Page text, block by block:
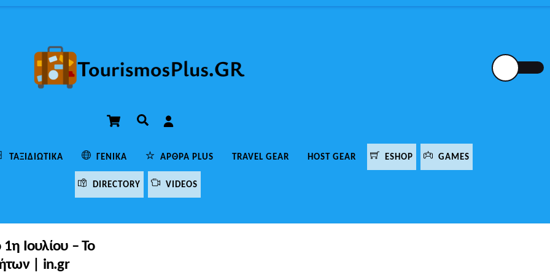
Cart Αναζήτηση
ΤΑΞΙΔΙΩΤΙΚΆ ΓΕΝΙΚΆ ΆΡΘΡΑ PLUS TRAVEL GEAR HOST GEAR ESHOP GAMES
DIRECTORY VIDEOS
Ιουλίου – Το
| in.gr